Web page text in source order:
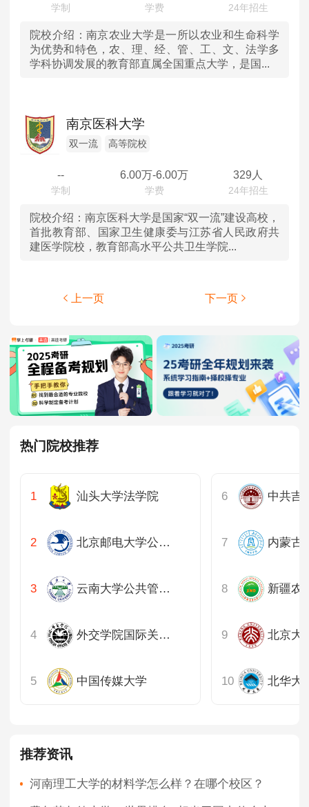
院校介绍： 南京农业大学是一所以农业和生命科学
为优势和特色，农、理、经、管、工、文、法学多
学科协调发展的教育部直属全国重点大学，是国...
南京医科大学
双一流 高等院校
-- 6.00万-6.00万 329人
院校介绍： 南京医科大学是国家“双一流”建设高校，
首批教育部、国家卫生健康委与江苏省人民政府共
建医学院校，教育部高水平公共卫生学院...
上一页 下一页
热门院校推荐
汕头大学法学院
北京邮电大学公共管理学院
云南大学公共管理学院
外交学院国际关系研究所
中国传媒大学
中共吉
内蒙古
北华大
推荐资讯
河南理工大学的材料学怎么样？在哪个校区？